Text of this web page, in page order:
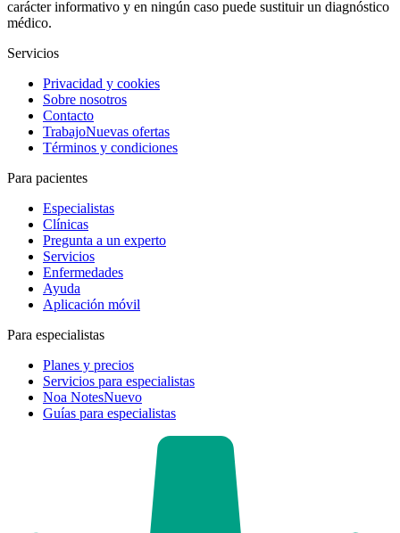
carácter informativo y en ningún caso puede sustituir un diagnóstico
médico.
Servicios
Privacidad y cookies
Sobre nosotros
Contacto
TrabajoNuevas ofertas
Términos y condiciones
Para pacientes
Especialistas
Clínicas
Pregunta a un experto
Servicios
Enfermedades
Ayuda
Aplicación móvil
Para especialistas
Planes y precios
Servicios para especialistas
Noa NotesNuevo
Guías para especialistas